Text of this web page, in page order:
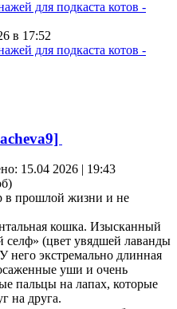
в 17:52
15.04 2026 | 19:43
в прошлой жизни и не
кошка. Изысканный
селф» (цвет увядшей лаванды
него экстремально длинная
уши и очень
пальцы на лапах, которые
на друга.